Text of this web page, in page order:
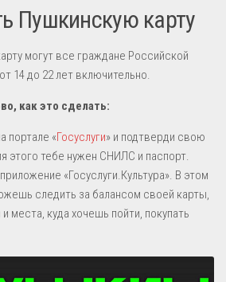
и иные акты в сфере противодействия
Пушкинскую карту
могут все граждане Российской
14 до 22 лет включительно.
как это сделать:
портале «Госуслуги» и подтверди свою
этого тебе нужен СНИЛС и паспорт.
«Госуслуги.Культура». В этом
следить за балансом своей карты,
места, куда хочешь пойти, покупать